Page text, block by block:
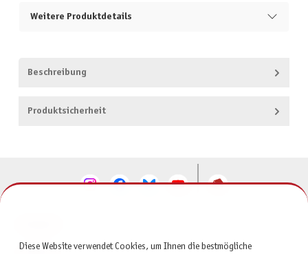
Weitere Produktdetails
Beschreibung
Produktsicherheit
Diese Website verwendet Cookies, um Ihnen die bestmögliche